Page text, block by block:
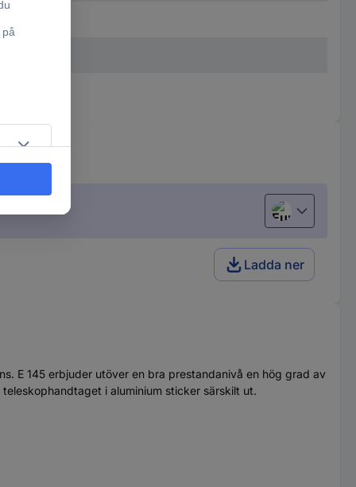
European
Ladda ner
E 145 erbjuder utöver en bra prestandanivå en hög grad av
i aluminium sticker särskilt ut.